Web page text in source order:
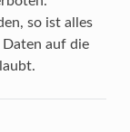
so ist alles
auf die